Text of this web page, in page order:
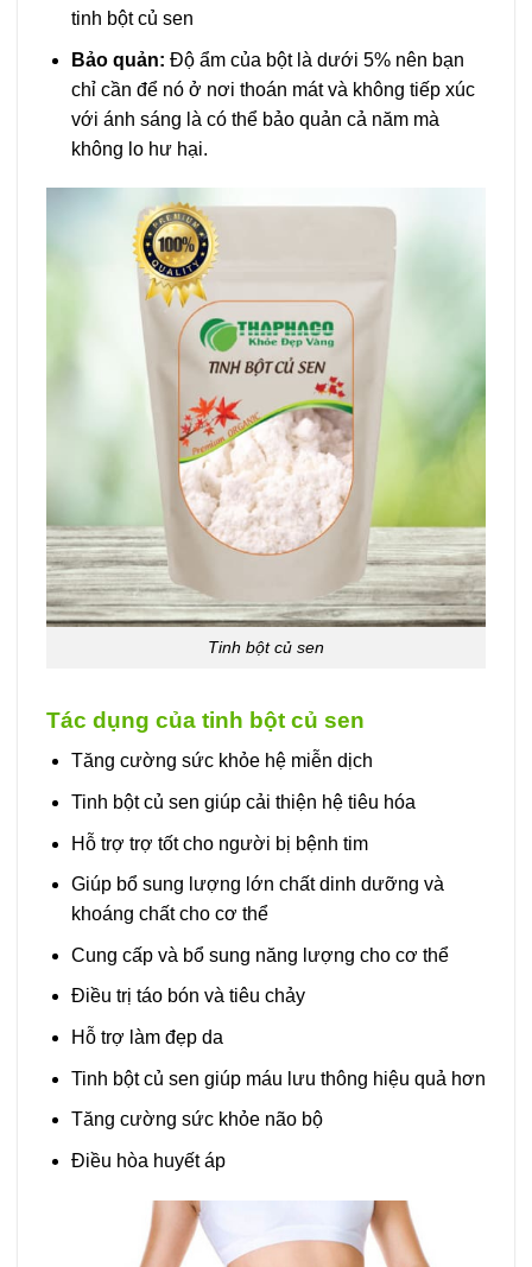
tinh bột củ sen
Bảo quản: Độ ẩm của bột là dưới 5% nên bạn
chỉ cần để nó ở nơi thoán mát và không tiếp xúc
với ánh sáng là có thể bảo quản cả năm mà
không lo hư hại.
Tinh bột củ sen
Tác dụng của tinh bột củ sen
Tăng cường sức khỏe hệ miễn dịch
Tinh bột củ sen giúp cải thiện hệ tiêu hóa
Hỗ trợ trợ tốt cho người bị bệnh tim
Giúp bổ sung lượng lớn chất dinh dưỡng và
khoáng chất cho cơ thể
Cung cấp và bổ sung năng lượng cho cơ thể
Điều trị táo bón và tiêu chảy
Hỗ trợ làm đẹp da
Tinh bột củ sen giúp máu lưu thông hiệu quả hơn
Tăng cường sức khỏe não bộ
Điều hòa huyết áp